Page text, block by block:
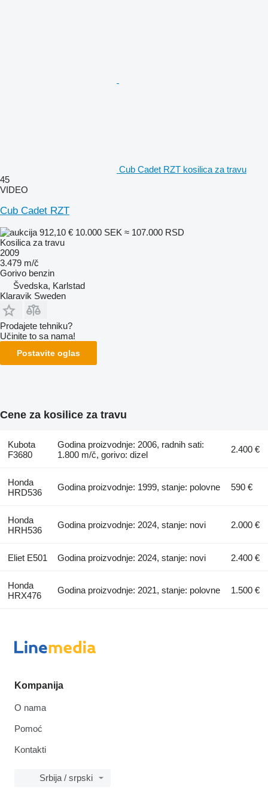
Cub Cadet RZT kosilica za travu
45
VIDEO
Cub Cadet RZT
912,10 € 10.000 SEK ≈ 107.000 RSD
Kosilica za travu
2009
3.479 m/č
Gorivo benzin
Švedska, Karlstad
Klaravik Sweden
Prodajete tehniku?
Učinite to sa nama!
Postavite oglas
Cene za kosilice za travu
Kubota
F3680
Godina proizvodnje: 2006, radnih sati:
1.800 m/č, gorivo: dizel
2.400 €
Honda
HRD536
Godina proizvodnje: 1999, stanje: polovne 590 €
Honda
HRH536
Godina proizvodnje: 2024, stanje: novi 2.000 €
Eliet E501 Godina proizvodnje: 2024, stanje: novi 2.400 €
Honda
HRX476
Godina proizvodnje: 2021, stanje: polovne 1.500 €
Kompanija
O nama
Pomoć
Kontakti
Srbija / srpski